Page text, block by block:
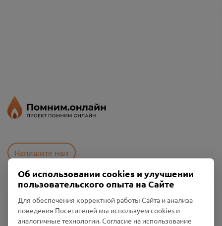
Напишите нам
Политика конфиденциальности
Промо-материалы
Об использовании cookies и улучшении
пользовательского опыта на Сайте
Для обеспечения корректной работы Сайта и анализа
поведения Посетителей мы используем cookies и
аналогичные технологии. Согласие на использование